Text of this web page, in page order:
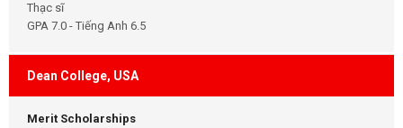
Thạc sĩ
GPA 7.0 - Tiếng Anh 6.5
Dean College, USA
Merit Scholarships